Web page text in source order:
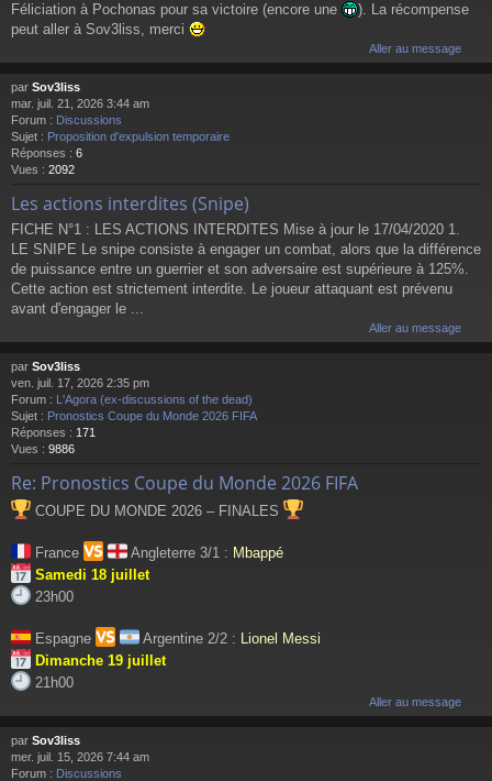
Féliciation à Pochonas pour sa victoire (encore une
). La récompense
peut aller à Sov3liss, merci
Aller au message
par Sov3liss
mar. juil. 21, 2026 3:44 am
Forum : Discussions
Sujet : Proposition d'expulsion temporaire
Réponses : 6
Vues : 2092
Les actions interdites (Snipe)
FICHE N°1 : LES ACTIONS INTERDITES Mise à jour le 17/04/2020 1.
LE SNIPE Le snipe consiste à engager un combat, alors que la différence
de puissance entre un guerrier et son adversaire est supérieure à 125%.
Cette action est strictement interdite. Le joueur attaquant est prévenu
avant d'engager le ...
Aller au message
par Sov3liss
ven. juil. 17, 2026 2:35 pm
Forum : L'Agora (ex-discussions of the dead)
Sujet : Pronostics Coupe du Monde 2026 FIFA
Réponses : 171
Vues : 9886
Re: Pronostics Coupe du Monde 2026 FIFA
COUPE DU MONDE 2026 – FINALES
France Angleterre 3/1 : Mbappé
Samedi 18 juillet
23h00
Espagne Argentine 2/2 :
Lionel Messi
Dimanche 19 juillet
21h00
Aller au message
par Sov3liss
mer. juil. 15, 2026 7:44 am
Forum : Discussions